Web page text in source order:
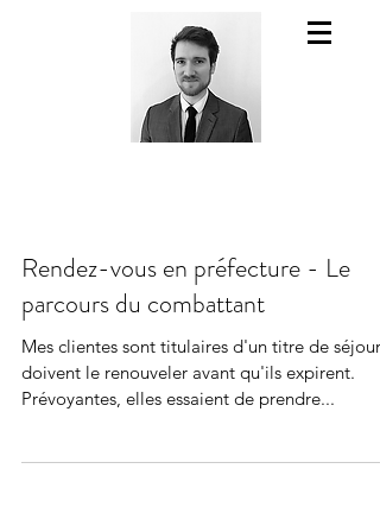
Rendez-vous en préfecture - Le
parcours du combattant
Mes clientes sont titulaires d'un titre de séjour
doivent le renouveler avant qu'ils expirent.
Prévoyantes, elles essaient de prendre...